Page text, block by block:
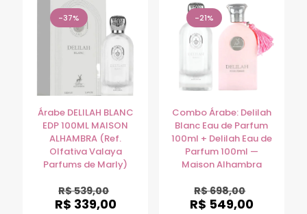
-37%
Árabe DELILAH BLANC
EDP 100ML MAISON
ALHAMBRA (Ref.
Olfativa Valaya
Parfums de Marly)
R$539,00
R$ 339,00
-21%
Combo Árabe: Delilah
Blanc Eau de Parfum
100ml + Delilah Eau de
Parfum 100ml —
Maison Alhambra
R$698,00
R$ 549,00